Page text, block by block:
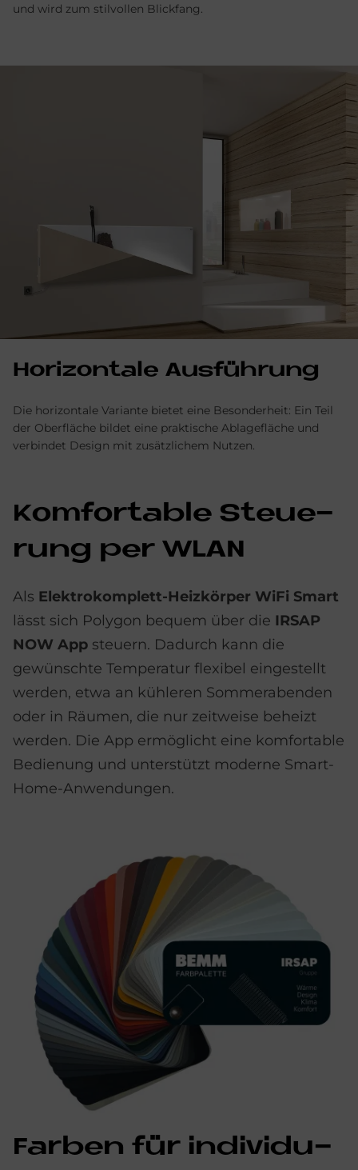
und wird zum stilvollen Blickfang.
Ho­ri­zon­ta­le Aus­füh­rung
Die horizontale Variante bietet eine Besonderheit: Ein Teil
der Oberfläche bildet eine praktische Ablagefläche und
verbindet Design mit zusätzlichem Nutzen.
Kom­for­ta­b­le Steue­
rung per WLAN
Als Elektrokomplett-Heizkörper WiFi Smart
lässt sich Polygon bequem über die IRSAP
NOW App steuern. Dadurch kann die
gewünschte Temperatur flexibel eingestellt
werden, etwa an kühleren Sommerabenden
oder in Räumen, die nur zeitweise beheizt
werden. Die App ermöglicht eine komfortable
Bedienung und unterstützt moderne Smart-
Home-Anwendungen.
Far­ben für in­di­vi­du­